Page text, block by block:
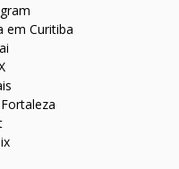
em Curitiba